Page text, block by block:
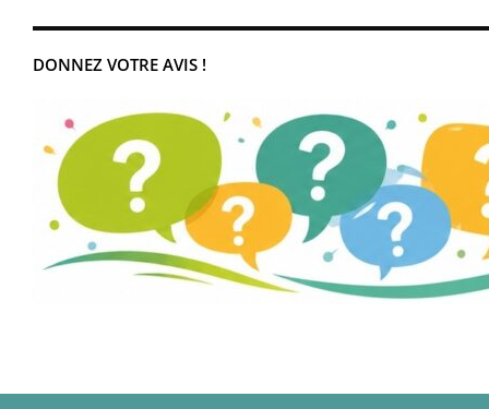
DONNEZ VOTRE AVIS !